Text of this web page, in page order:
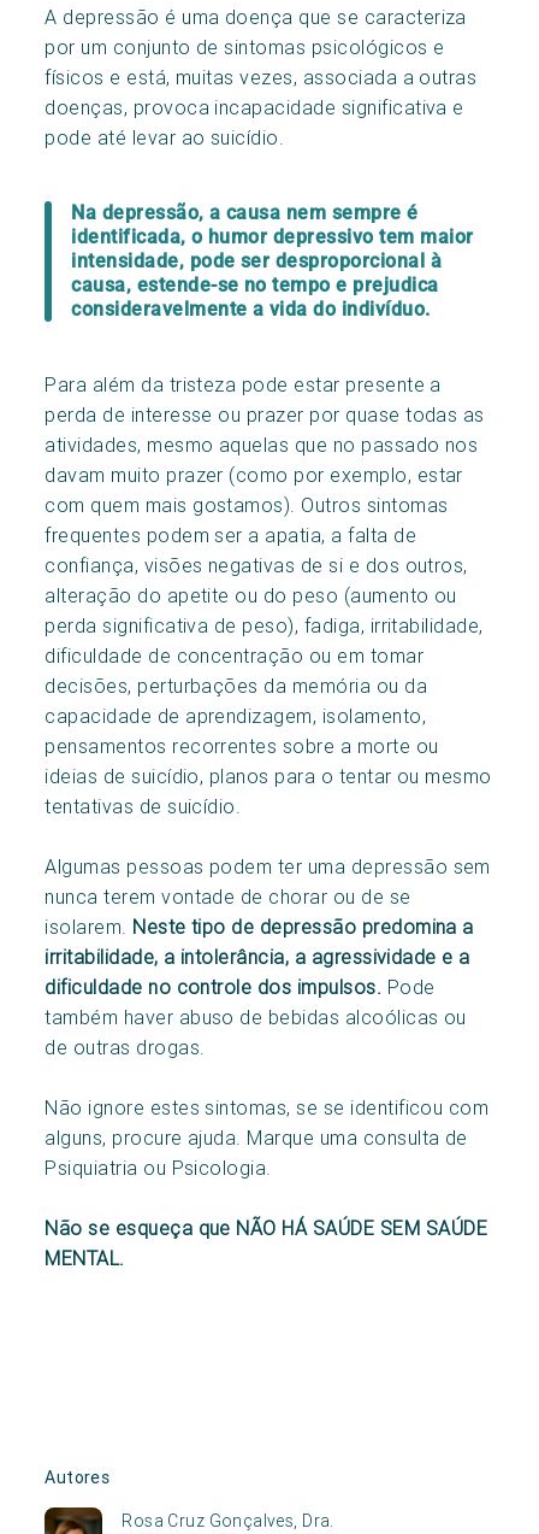
A depressão é uma doença que se caracteriza
por um conjunto de sintomas psicológicos e
físicos e está, muitas vezes, associada a outras
doenças, provoca incapacidade significativa e
pode até levar ao suicídio.
Na depressão, a causa nem sempre é
identificada, o humor depressivo tem maior
intensidade, pode ser desproporcional à
causa, estende-se no tempo e prejudica
consideravelmente a vida do indivíduo.
Para além da tristeza pode estar presente a
perda de interesse ou prazer por quase todas as
atividades, mesmo aquelas que no passado nos
davam muito prazer (como por exemplo, estar
com quem mais gostamos). Outros sintomas
frequentes podem ser a apatia, a falta de
confiança, visões negativas de si e dos outros,
alteração do apetite ou do peso (aumento ou
perda significativa de peso), fadiga, irritabilidade,
dificuldade de concentração ou em tomar
decisões, perturbações da memória ou da
capacidade de aprendizagem, isolamento,
pensamentos recorrentes sobre a morte ou
ideias de suicídio, planos para o tentar ou mesmo
tentativas de suicídio.
Algumas pessoas podem ter uma depressão sem
nunca terem vontade de chorar ou de se
isolarem. Neste tipo de depressão predomina a
irritabilidade, a intolerância, a agressividade e a
dificuldade no controle dos impulsos. Pode
também haver abuso de bebidas alcoólicas ou
de outras drogas.
Não ignore estes sintomas, se se identificou com
alguns, procure ajuda. Marque uma consulta de
Psiquiatria ou Psicologia.
Não se esqueça que NÃO HÁ SAÚDE SEM SAÚDE
MENTAL.
Autores
Rosa Cruz Gonçalves, Dra.